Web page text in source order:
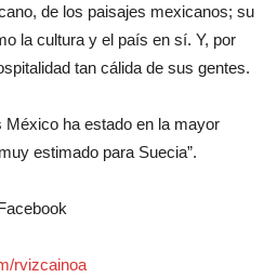
de los paisajes mexicanos; su
la cultura y el país en sí. Y, por
tan cálida de sus gentes.
México ha estado en la mayor
estimado para Suecia”.
rvizcainoa